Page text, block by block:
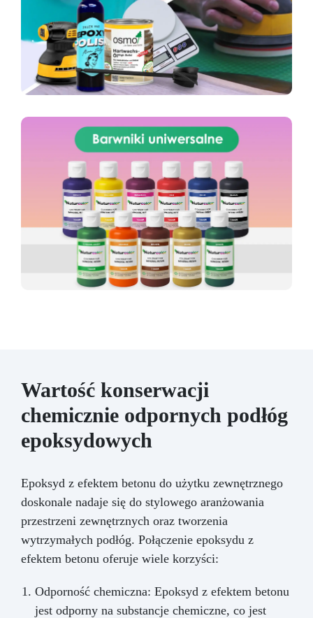
Wartość konserwacji
chemicznie odpornych podłóg
epoksydowych
Epoksyd z efektem betonu do użytku zewnętrznego
doskonale nadaje się do stylowego aranżowania
przestrzeni zewnętrznych oraz tworzenia
wytrzymałych podłóg. Połączenie epoksydu z
efektem betonu oferuje wiele korzyści:
Odporność chemiczna: Epoksyd z efektem betonu
jest odporny na substancje chemiczne, co jest